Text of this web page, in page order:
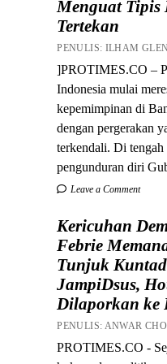
Menguat Tipis
Tertekan
PENULIS: ILHAM
]PROTIMES.CO –
Indonesia mulai
kepemimpinan di
dengan pergerakan
terkendali. Di tengah
pengunduran diri
Leave a Comment
Kericuhan
Febrie
Tunjuk
JampiDsus,
Dilaporkan ke
PENULIS: ANWAR
PROTIMES.CO -